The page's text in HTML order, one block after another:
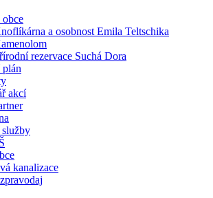
a osobnost Emila Teltschika
rezervace Suchá Dora
akcí
kanalizace